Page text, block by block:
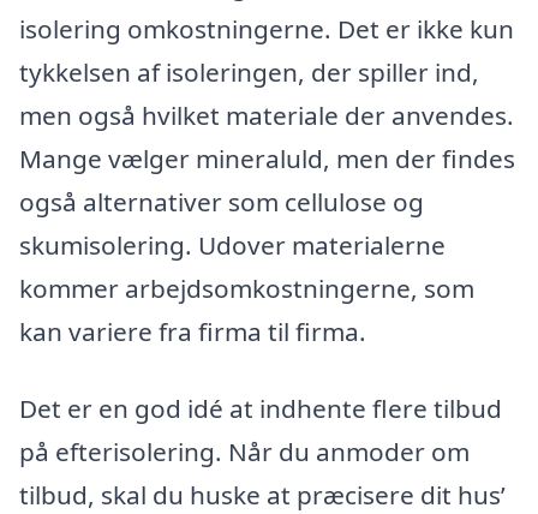
isolering omkostningerne. Det er ikke kun
tykkelsen af isoleringen, der spiller ind,
men også hvilket materiale der anvendes.
Mange vælger mineraluld, men der findes
også alternativer som cellulose og
skumisolering. Udover materialerne
kommer arbejdsomkostningerne, som
kan variere fra firma til firma.
Det er en god idé at indhente flere tilbud
på efterisolering. Når du anmoder om
tilbud, skal du huske at præcisere dit hus’